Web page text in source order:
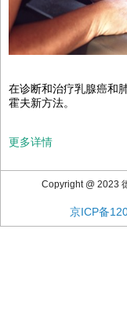
在诊断和治疗乳腺癌和
霍夫新方法。
更多详情
Copyright @ 2023
京ICP备